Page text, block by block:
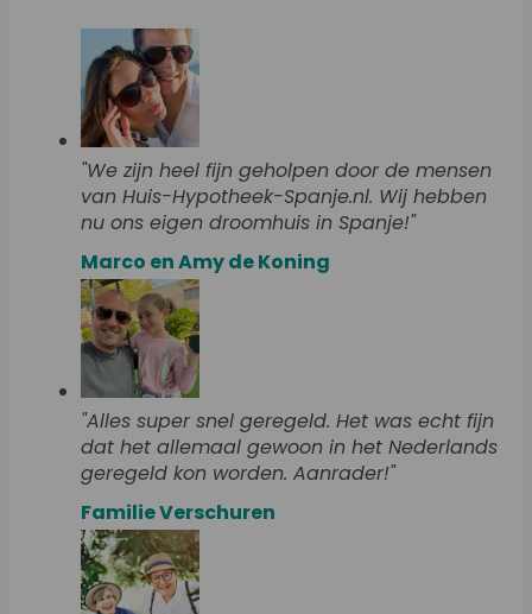
"We zijn heel fijn geholpen door de mensen
van Huis-Hypotheek-Spanje.nl. Wij hebben
nu ons eigen droomhuis in Spanje!"
Marco en Amy de Koning
"Alles super snel geregeld. Het was echt fijn
dat het allemaal gewoon in het Nederlands
geregeld kon worden. Aanrader!"
Familie Verschuren